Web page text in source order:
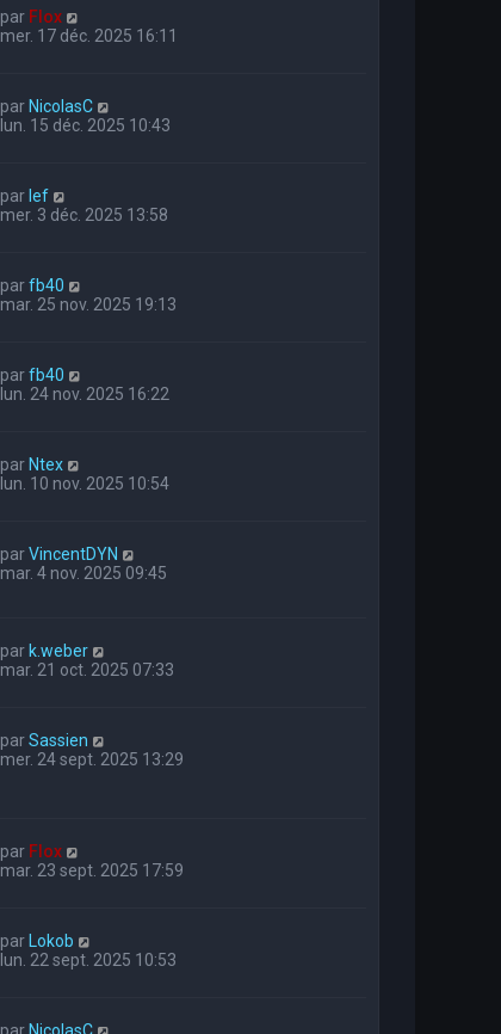
par Flox
mer. 17 déc. 2025 16:11
par NicolasC
lun. 15 déc. 2025 10:43
par lef
mer. 3 déc. 2025 13:58
parfb40
mar. 25 nov. 2025 19:13
parfb40
lun. 24 nov. 2025 16:22
par Ntex
lun. 10 nov. 2025 10:54
parVincentDYN
mar. 4 nov. 2025 09:45
par k.weber
mar. 21 oct. 2025 07:33
parSassien
mer. 24 sept. 2025 13:29
par Flox
mar. 23 sept. 2025 17:59
par
Lokob
lun. 22 sept. 2025 10:53